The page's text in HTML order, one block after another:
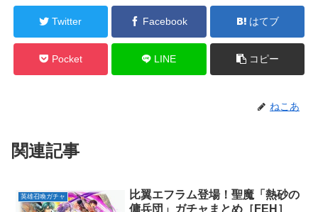
Twitter Facebook はてブ
Pocket LINE コピー
ねこあ
関連記事
英雄召喚ガチャ
比翼エフラム登場！聖魔「熱砂の
傭兵団」ガチャまとめ［FEH］